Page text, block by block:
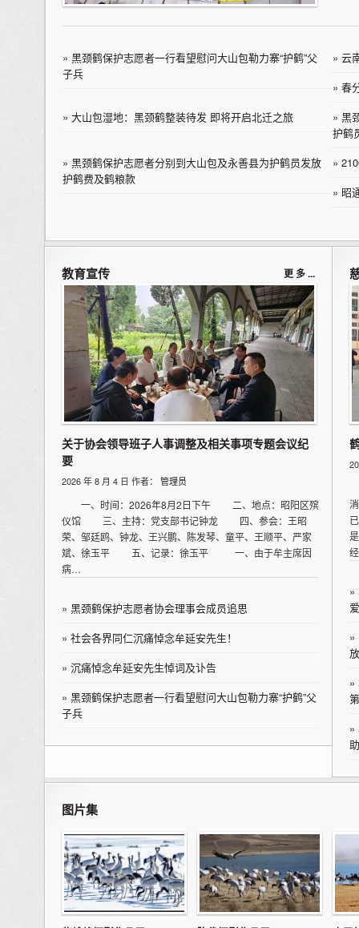
» 黑颈鹤保护志愿者一行看望慰问大山包勒力寨“护鹤”父
子兵
» 云
» 春
» 大山包湿地：黑颈鹤整装待发 即将开启北迁之旅 » 黑
护鹤
» 黑颈鹤保护志愿者分别到大山包及永善县为护鹤员发放
护鹤费及鹤粮款
»
» 昭
教育宣传 更 多 ...
关于协会领导班子人事调整及相关事项专题会议纪
要
2026 年 8 月 4 日 作者： 管理员
一、时间：2026年8月2日下午 二、地点：昭阳区殡
仪馆 三、主持：党支部书记钟龙 四、参会：王昭
荣、邹廷鸥、钟龙、王兴鹏、陈发琴、童平、王顺平、严家
斌、徐玉平 五、记录：徐玉平 一、由于牟主席因
病…
» 黑颈鹤保护志愿者协会理事会成员追思
» 社会各界同仁沉痛悼念牟延安先生！
» 沉痛悼念牟延安先生悼词及讣告
» 黑颈鹤保护志愿者一行看望慰问大山包勒力寨“护鹤”父
子兵
»
»
»
»
图片集